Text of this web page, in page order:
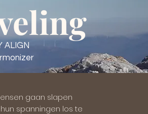
ALIGN
gaan slapen
spanningen los te